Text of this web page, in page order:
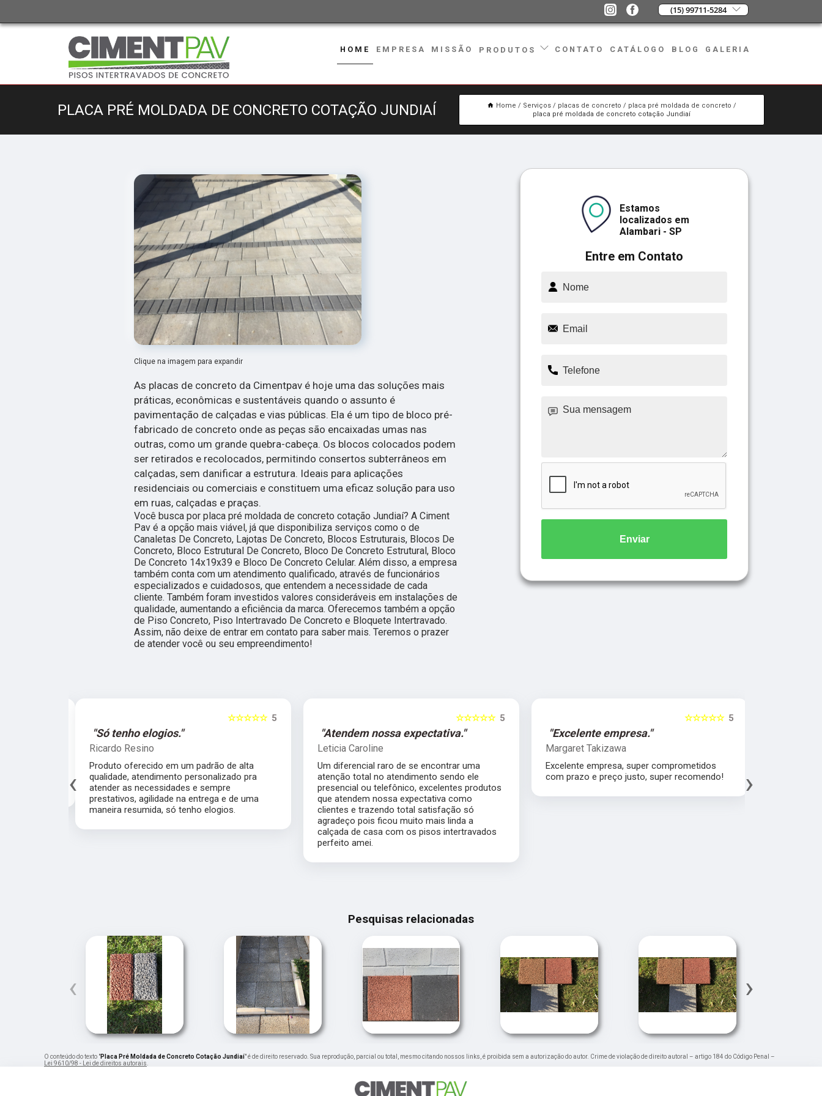
(15) 99711-5284
HOME EMPRESA MISSÃO PRODUTOS CONTATO CATÁLOGO BLOG GALERIA
PLACA PRÉ MOLDADA DE CONCRETO COTAÇÃO JUNDIAÍ Home Serviços placas de concreto
placa pré moldada de concreto
placa pré moldada de concreto cotação Jundiaí
Clique na imagem para expandir
As placas de concreto da Cimentpav é hoje uma das soluções mais
práticas, econômicas e sustentáveis quando o assunto é
pavimentação de calçadas e vias públicas. Ela é um tipo de bloco pré-
fabricado de concreto onde as peças são encaixadas umas nas
outras, como um grande quebra-cabeça. Os blocos colocados podem
ser retirados e recolocados, permitindo consertos subterrâneos em
calçadas, sem danificar a estrutura. Ideais para aplicações
residenciais ou comerciais e constituem uma eficaz solução para uso
em ruas, calçadas e praças.
Você busca por placa pré moldada de concreto cotação Jundiaí? A Ciment
Pav é a opção mais viável, já que disponibiliza serviços como o de
Canaletas De Concreto, Lajotas De Concreto, Blocos Estruturais, Blocos De
Concreto, Bloco Estrutural De Concreto, Bloco De Concreto Estrutural, Bloco
De Concreto 14x19x39 e Bloco De Concreto Celular. Além disso, a empresa
também conta com um atendimento qualificado, através de funcionários
especializados e cuidadosos, que entendem a necessidade de cada
cliente. Também foram investidos valores consideráveis em instalações de
qualidade, aumentando a eficiência da marca. Oferecemos também a opção
de Piso Concreto, Piso Intertravado De Concreto e Bloquete Intertravado.
Assim, não deixe de entrar em contato para saber mais. Teremos o prazer
de atender você ou seu empreendimento!
Entre em Contato
Estamos
localizados em
Alambari - SP
Enviar
5
☆☆☆☆☆
"Só tenho elogios."
Ricardo Resino
Produto oferecido em um padrão de alta
qualidade, atendimento personalizado pra
atender as necessidades e sempre
prestativos, agilidade na entrega e de uma
maneira resumida, só tenho elogios.
5
☆☆☆☆☆
"Atendem nossa expectativa."
Leticia Caroline
Um diferencial raro de se encontrar uma
atenção total no atendimento sendo ele
presencial ou telefônico, excelentes produtos
que atendem nossa expectativa como
clientes e trazendo total satisfação só
agradeço pois ficou muito mais linda a
calçada de casa com os pisos intertravados
perfeito amei.
5
☆☆☆☆☆
"Excelente empresa."
Margaret Takizawa
Excelente empresa, super comprometidos
com prazo e preço justo, super recomendo!
‹ ›
Pesquisas relacionadas
‹ ›
O conteúdo do texto "Placa Pré Moldada de Concreto Cotação Jundiaí" é de direito reservado. Sua reprodução, parcial ou total, mesmo citando nossos links, é proibida sem a autorização do autor. Crime de violação de direito autoral – artigo 184 do Código Penal –
Lei 9610/98 - Lei de direitos autorais